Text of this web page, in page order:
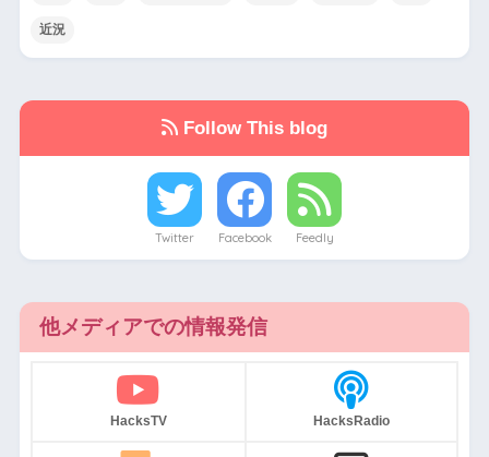
近況
Follow This blog
Twitter Facebook Feedly
他メディアでの情報発信
HacksTV HacksRadio